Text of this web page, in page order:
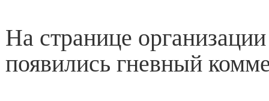
На странице
появились гневный